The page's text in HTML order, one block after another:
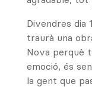
Divendres dia
traurà una
Nova perquè
emoció, és
la gent que